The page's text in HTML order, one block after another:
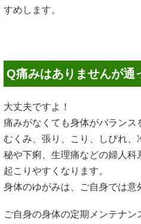
すめします。
Q痛みはありませんが通
大丈夫ですよ！
痛みがなくても身体がバランス
むくみ、張り、こり、しびれ
秘や下痢、生理痛などの婦人
起こりやすくなります。
身体のゆがみは、ご自身では意
ご自身の身体の定期メンテナ